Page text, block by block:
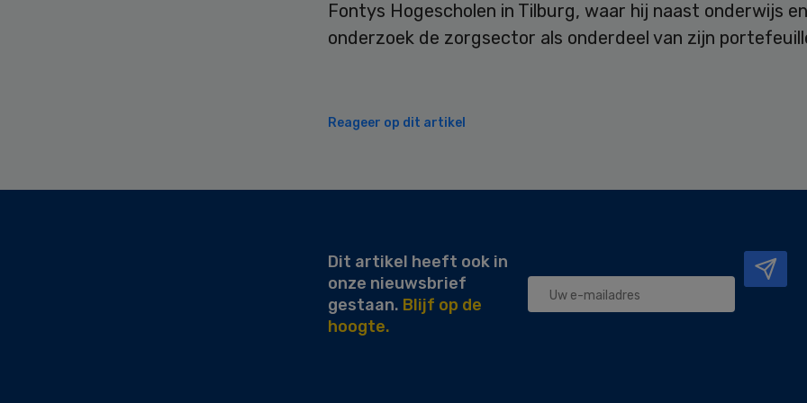
Fontys Hogescholen in Tilburg, waar hij naast onderwijs en
onderzoek de zorgsector als onderdeel van zijn
Reageer op dit artikel
Dit artikel heeft ook in
onze nieuwsbrief
gestaan. Blijf op de
hoogte.